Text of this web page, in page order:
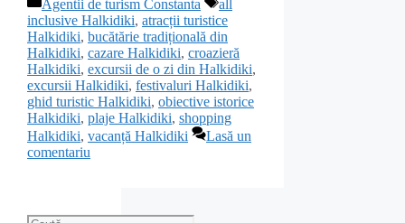
Agentii de turism Constanta
all
inclusive Halkidiki, atracții turistice
Halkidiki, bucătărie tradițională din
Halkidiki, cazare Halkidiki, croazieră
Halkidiki, excursii de o zi din Halkidiki,
excursii Halkidiki, festivaluri Halkidiki,
ghid turistic Halkidiki, obiective istorice
Halkidiki, plaje Halkidiki, shopping
Halkidiki, vacanță Halkidiki
Lasă un
comentariu